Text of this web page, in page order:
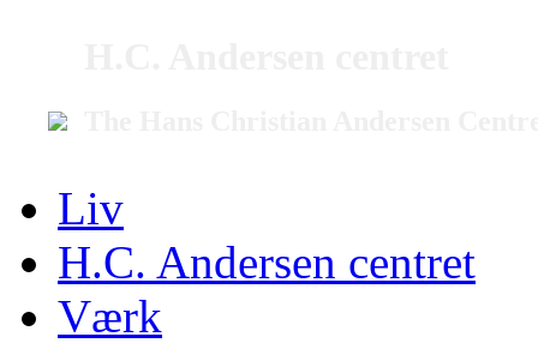
Liv
H.C. Andersen centret
Værk